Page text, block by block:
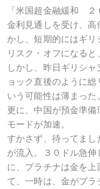
「米国超金融緩和 ２
金利見通しを受け、高
かし、短期的にはギ
リスク・オフになると
しかし、昨日ギリシ
ョック直後のように
いう可能性は薄まった
更に、中国が預金準
モードが加速。
すかさず、待ってま
が流入。３０ドル急
に、プラチナは金を
て、一時は、金がプ